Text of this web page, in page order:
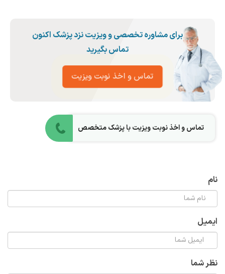
برای مشاوره تخصصی و ویزیت نزد پزشک اکنون
تماس بگیرید
تماس و اخذ نوبت ویزیت
تماس و اخذ نوبت ویزیت با پزشک متخصص
نام
ایمیل
نظر شما